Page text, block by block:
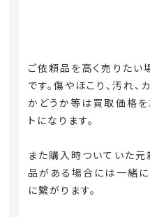
ご依頼品を高く売りた
です。傷やほこり、汚れ、
かどうか等は買取価格を
トになります。
また購入時ついていた
品がある場合には一緒に
に繋がります。